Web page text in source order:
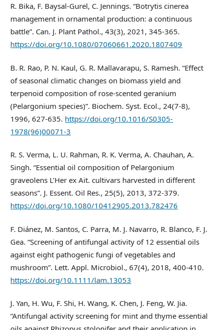
R. Bika, F. Baysal-Gurel, C. Jennings. “Botrytis cinerea
management in ornamental production: a continuous
battle”. Can. J. Plant Pathol., 43(3), 2021, 345-365.
https://doi.org/10.1080/07060661.2020.1807409
B. R. Rao, P. N. Kaul, G. R. Mallavarapu, S. Ramesh. “Effect
of seasonal climatic changes on biomass yield and
terpenoid composition of rose-scented geranium
(Pelargonium species)”. Biochem. Syst. Ecol., 24(7-8),
1996, 627-635. https://doi.org/10.1016/S0305-
1978(96)00071-3
R. S. Verma, L. U. Rahman, R. K. Verma, A. Chauhan, A.
Singh. “Essential oil composition of Pelargonium
graveolens L’Her ex Ait. cultivars harvested in different
seasons”. J. Essent. Oil Res., 25(5), 2013, 372-379.
https://doi.org/10.1080/10412905.2013.782476
F. Diánez, M. Santos, C. Parra, M. J. Navarro, R. Blanco, F. J.
Gea. “Screening of antifungal activity of 12 essential oils
against eight pathogenic fungi of vegetables and
mushroom”. Lett. Appl. Microbiol., 67(4), 2018, 400-410.
https://doi.org/10.1111/lam.13053
J. Yan, H. Wu, F. Shi, H. Wang, K. Chen, J. Feng, W. Jia.
“Antifungal activity screening for mint and thyme essential